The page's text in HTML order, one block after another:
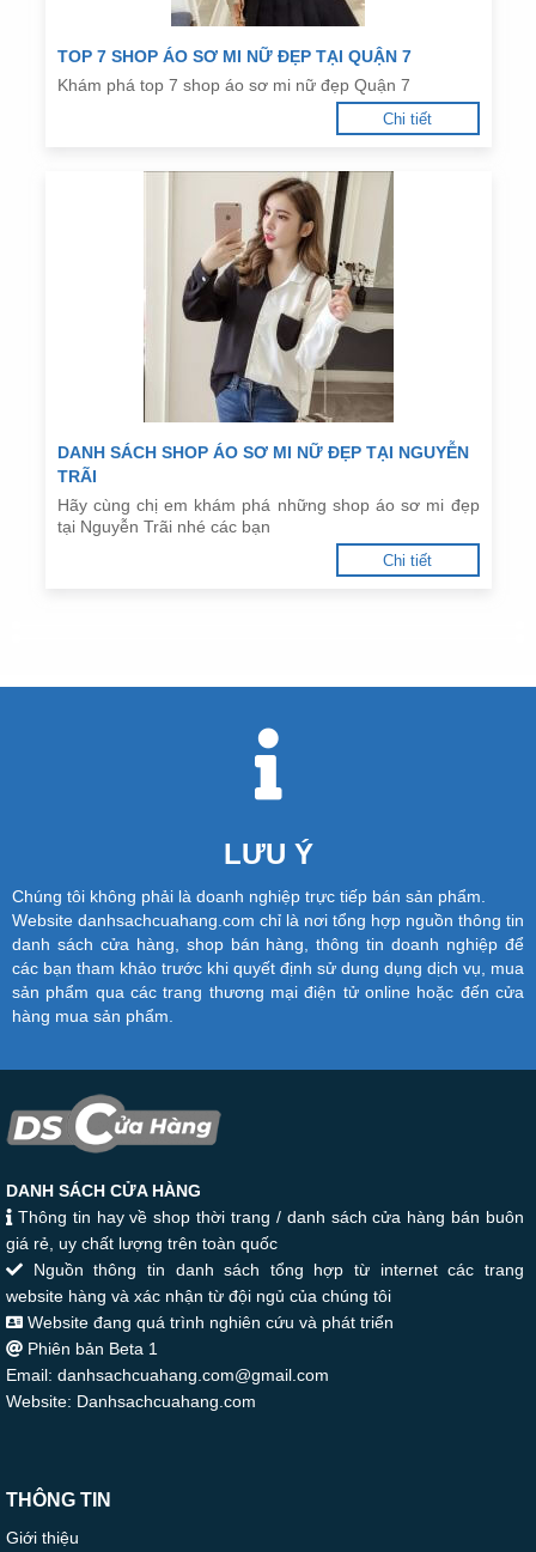
TOP 7 SHOP ÁO SƠ MI NỮ ĐẸP TẠI QUẬN 7
Khám phá top 7 shop áo sơ mi nữ đẹp Quận 7
Chi tiết
DANH SÁCH SHOP ÁO SƠ MI NỮ ĐẸP TẠI NGUYỄN
TRÃI
Hãy cùng chị em khám phá những shop áo sơ mi đẹp
tại Nguyễn Trãi nhé các bạn
Chi tiết
LƯU Ý
Chúng tôi không phải là doanh nghiệp trực tiếp bán sản phẩm.
Website danhsachcuahang.com chỉ là nơi tổng hợp nguồn thông tin
danh sách cửa hàng, shop bán hàng, thông tin doanh nghiệp để
các bạn tham khảo trước khi quyết định sử dung dụng dịch vụ, mua
sản phẩm qua các trang thương mại điện tử online hoặc đến cửa
hàng mua sản phẩm.
DANH SÁCH CỬA HÀNG
Thông tin hay về shop thời trang / danh sách cửa hàng bán buôn
giá rẻ, uy chất lượng trên toàn quốc
Nguồn thông tin danh sách tổng hợp từ internet các trang
website hàng và xác nhận từ đội ngủ của chúng tôi
Website đang quá trình nghiên cứu và phát triển
Phiên bản Beta 1
Email: danhsachcuahang.com@gmail.com
Website: Danhsachcuahang.com
THÔNG TIN
Giới thiệu